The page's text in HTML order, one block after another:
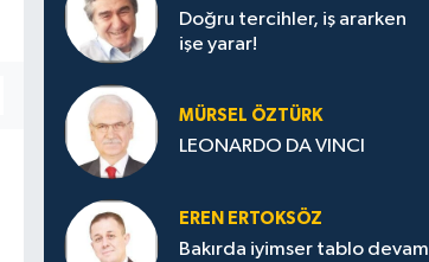
Doğru tercihler, iş ararken
işe yarar!
MÜRSEL ÖZTÜRK
LEONARDO DA VINCI
EREN ERTOKSÖZ
Bakırda iyimser tablo devam